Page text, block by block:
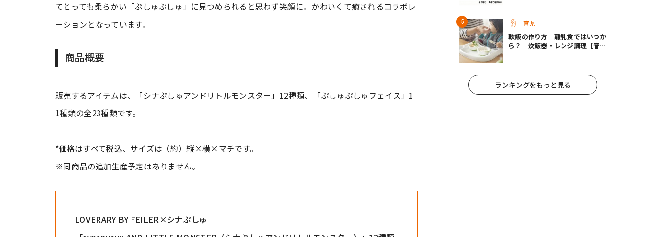
てとっても柔らかい「ぷしゅぷしゅ」に見つめられると思わず笑顔に。かわいくて癒されるコラボレ
ーションとなっています。
商品概要
販売するアイテムは、「シナぷしゅアンドリトルモンスター」12種類、「ぷしゅぷしゅフェイス」1
1種類の全23種類です。
*価格はすべて税込、サイズは（約）縦×横×マチです。
※同商品の追加生産予定はありません。
LOVERARY BY FEILER×シナぷしゅ
育児
軟飯の作り方｜離乳食ではいつか
ら？ 炊飯器・レンジ調理【管理
ランキングをもっと見る